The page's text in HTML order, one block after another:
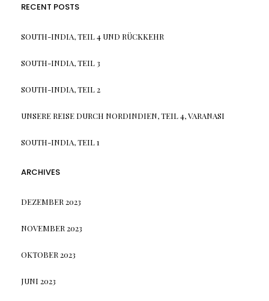
RECENT POSTS
SOUTH-INDIA, TEIL 4 UND RÜCKKEHR
SOUTH-INDIA, TEIL 3
SOUTH-INDIA, TEIL 2
UNSERE REISE DURCH NORDINDIEN, TEIL 4, VARANASI
SOUTH-INDIA, TEIL 1
ARCHIVES
DEZEMBER 2023
NOVEMBER 2023
OKTOBER 2023
JUNI 2023